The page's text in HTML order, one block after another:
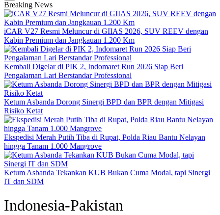
Breaking News
iCAR V27 Resmi Meluncur di GIIAS 2026, SUV REEV dengan
Kabin Premium dan Jangkauan 1.200 Km
Kembali Digelar di PIK 2, Indomaret Run 2026 Siap Beri
Pengalaman Lari Berstandar Professional
Ketum Asbanda Dorong Sinergi BPD dan BPR dengan Mitigasi
Risiko Ketat
Ekspedisi Merah Putih Tiba di Rupat, Polda Riau Bantu Nelayan
hingga Tanam 1.000 Mangrove
Ketum Asbanda Tekankan KUB Bukan Cuma Modal, tapi Sinergi
IT dan SDM
Indonesia-Pakistan